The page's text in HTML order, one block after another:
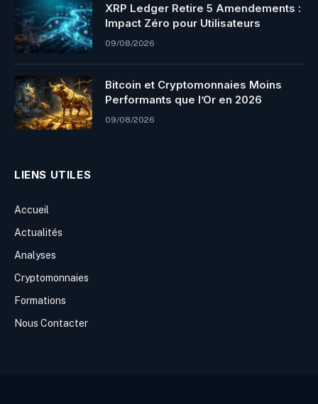
XRP Ledger Retire 5 Amendements :
Impact Zéro pour Utilisateurs
09/08/2026
Bitcoin et Cryptomonnaies Moins
Performants que l’Or en 2026
09/08/2026
LIENS UTILES
Accueil
Actualités
Analyses
Cryptomonnaies
Formations
Nous Contacter